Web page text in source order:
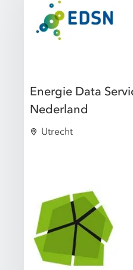
Energie Data
Nederland
Utrecht